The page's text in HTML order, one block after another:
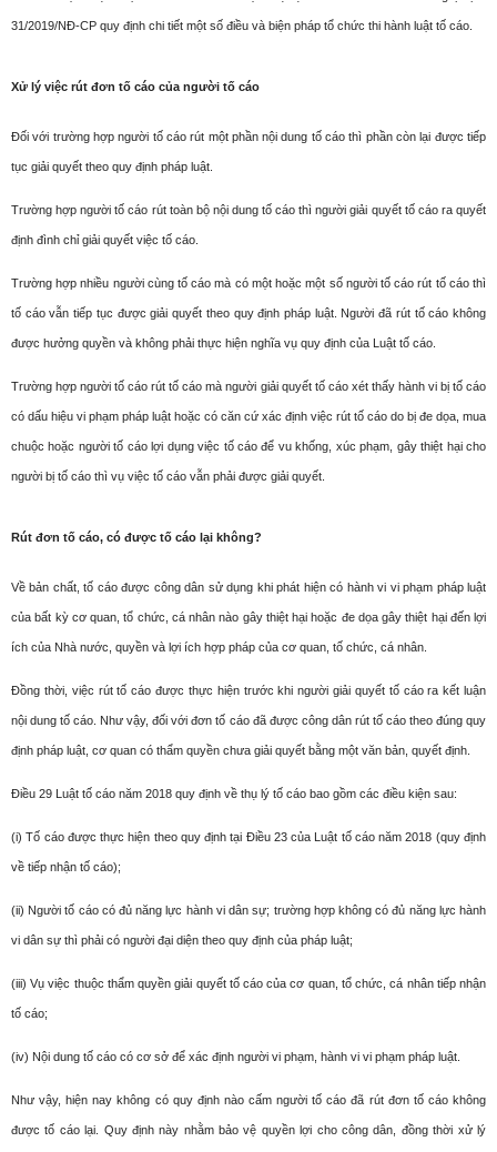
31/2019/NĐ-CP quy định chi tiết một số điều và biện pháp tổ chức thi hành luật tố cáo.
Xử lý việc rút đơn tố cáo của người tố cáo
Đối với trường hợp người tố cáo rút một phần nội dung tố cáo thì phần còn lại được tiếp
tục giải quyết theo quy định pháp luật.
Trường hợp người tố cáo rút toàn bộ nội dung tố cáo thì người giải quyết tố cáo ra quyết
định đình chỉ giải quyết việc tố cáo.
Trường hợp nhiều người cùng tố cáo mà có một hoặc một số người tố cáo rút tố cáo thì
tố cáo vẫn tiếp tục được giải quyết theo quy định pháp luật. Người đã rút tố cáo không
được hưởng quyền và không phải thực hiện nghĩa vụ quy định của Luật tố cáo.
Trường hợp người tố cáo rút tố cáo mà người giải quyết tố cáo xét thấy hành vi bị tố cáo
có dấu hiệu vi phạm pháp luật hoặc có căn cứ xác định việc rút tố cáo do bị đe dọa, mua
chuộc hoặc người tố cáo lợi dụng việc tố cáo để vu khống, xúc phạm, gây thiệt hại cho
người bị tố cáo thì vụ việc tố cáo vẫn phải được giải quyết.
Rút đơn tố cáo, có được tố cáo lại không?
Về bản chất, tố cáo được công dân sử dụng khi phát hiện có hành vi vi phạm pháp luật
của bất kỳ cơ quan, tổ chức, cá nhân nào gây thiệt hại hoặc đe dọa gây thiệt hại đến lợi
ích của Nhà nước, quyền và lợi ích hợp pháp của cơ quan, tố chức, cá nhân.
Đồng thời, việc rút tố cáo được thực hiện trước khi người giải quyết tố cáo ra kết luận
nội dung tố cáo. Như vậy, đối với đơn tố cáo đã được công dân rút tố cáo theo đúng quy
định pháp luật, cơ quan có thẩm quyền chưa giải quyết bằng một văn bản, quyết định.
Điều 29 Luật tố cáo năm 2018 quy định về thụ lý tố cáo bao gồm các điều kiện sau:
(i) Tố cáo được thực hiện theo quy định tại Điều 23 của Luật tố cáo năm 2018 (quy định
về tiếp nhận tố cáo);
(ii) Người tố cáo có đủ năng lực hành vi dân sự; trường hợp không có đủ năng lực hành
vi dân sự thì phải có người đại diện theo quy định của pháp luật;
(iii) Vụ việc thuộc thẩm quyền giải quyết tố cáo của cơ quan, tổ chức, cá nhân tiếp nhận
tố cáo;
(iv) Nội dung tố cáo có cơ sở để xác định người vi phạm, hành vi vi phạm pháp luật.
Như vậy, hiện nay không có quy định nào cấm người tố cáo đã rút đơn tố cáo không
được tố cáo lại. Quy định này nhằm bảo vệ quyền lợi cho công dân, đồng thời xử lý